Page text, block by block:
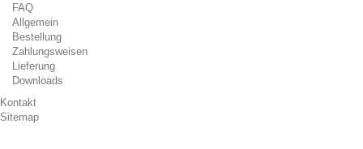
FAQ
Allgemein
Bestellung
Zahlungsweisen
Lieferung
Downloads
Kontakt
Sitemap